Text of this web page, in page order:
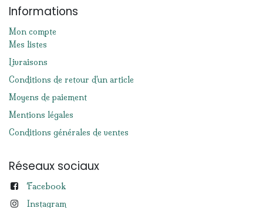
Informations
Mon compte
Mes listes
Livraisons
Conditions de retour d'un article
Moyens de paiement
Mentions légales
Conditions générales de ventes
Réseaux sociaux
Facebook
Instagram